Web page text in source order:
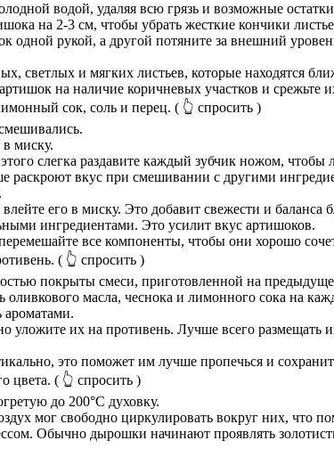
водой, удаляя всю грязь и возможные
на 2-3 см, чтобы убрать жесткие кончики
одной рукой, а другой потяните за внешний
светлых и мягких листьев, которые находятся
на наличие коричневых участков и срежьте
сок, соль и перец. ( 👆 спросить )
миску.
слегка раздавите каждый зубчик ножом, чтобы
раскроют вкус при смешивании с другими
его в миску. Это добавит свежести и баланса
ингредиентами. Это усилит вкус артишоков.
все компоненты, чтобы они хорошо
( 👆 спросить )
покрыты смеси, приготовленной на
масла, чеснока и лимонного сока на
уложите их на противень. Лучше всего размещать
это поможет им лучше пропечься и
цвета. ( 👆 спросить )
до 200°C духовку.
мог свободно циркулировать вокруг них, что
Обычно дырошки начинают проявлять